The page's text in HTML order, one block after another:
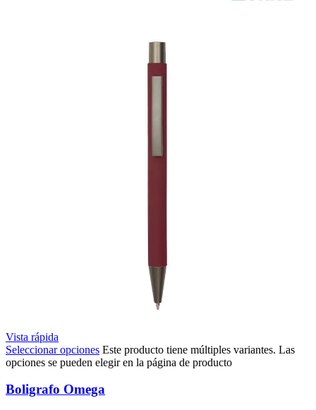
Vista rápida
Seleccionar opciones Este producto tiene múltiples variantes. Las
opciones se pueden elegir en la página de producto
Boligrafo Omega